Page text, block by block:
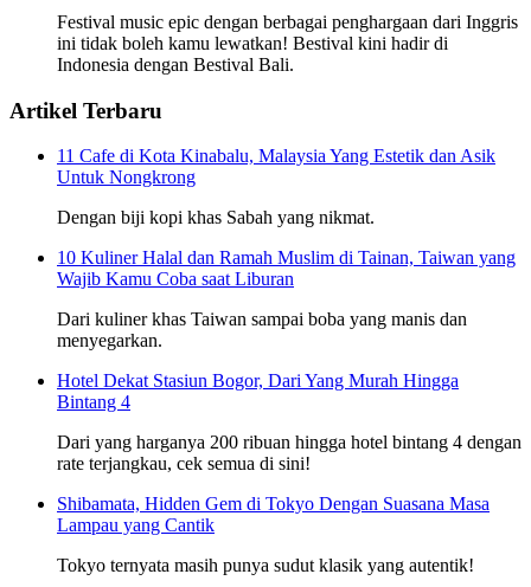
Festival music epic dengan berbagai penghargaan dari Inggris
ini tidak boleh kamu lewatkan! Bestival kini hadir di
Indonesia dengan Bestival Bali.
Artikel Terbaru
11 Cafe di Kota Kinabalu, Malaysia Yang Estetik dan Asik
Untuk Nongkrong
Dengan biji kopi khas Sabah yang nikmat.
10 Kuliner Halal dan Ramah Muslim di Tainan, Taiwan yang
Wajib Kamu Coba saat Liburan
Dari kuliner khas Taiwan sampai boba yang manis dan
menyegarkan.
Hotel Dekat Stasiun Bogor, Dari Yang Murah Hingga
Bintang 4
Dari yang harganya 200 ribuan hingga hotel bintang 4 dengan
rate terjangkau, cek semua di sini!
Shibamata, Hidden Gem di Tokyo Dengan Suasana Masa
Lampau yang Cantik
Tokyo ternyata masih punya sudut klasik yang autentik!